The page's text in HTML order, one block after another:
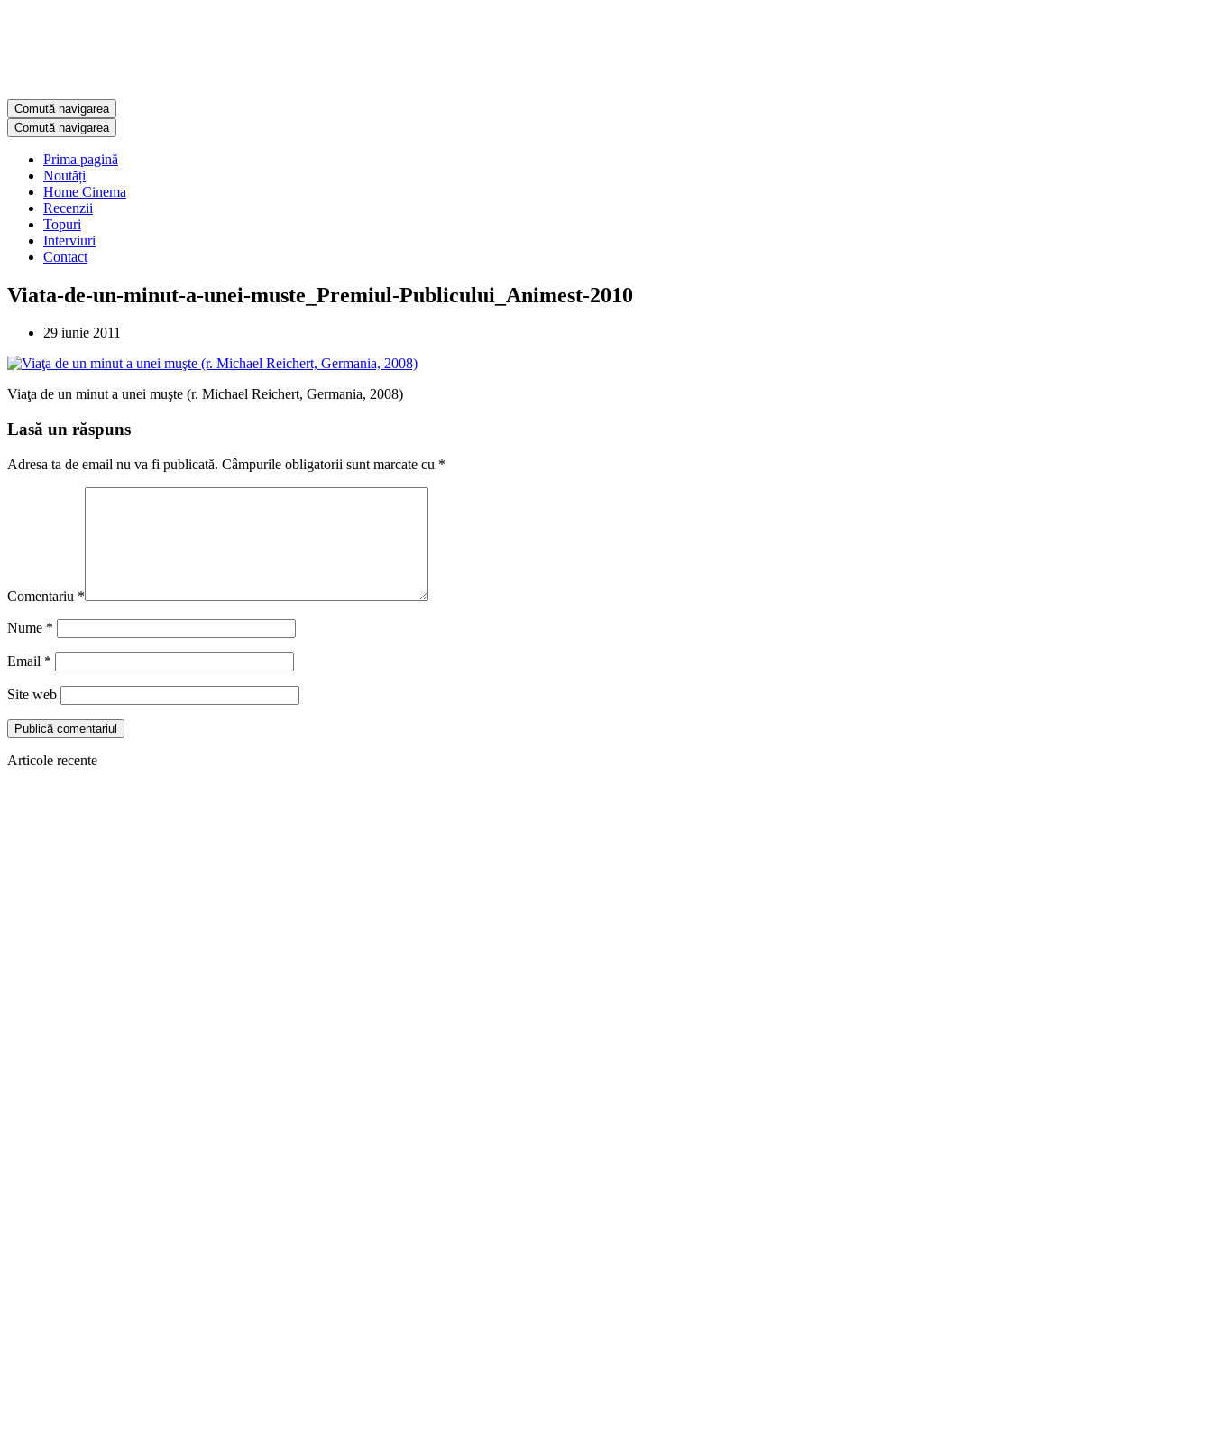
Comută navigarea
Comută navigarea
Prima pagină
Noutăți
Home Cinema
Recenzii
Topuri
Interviuri
Contact
Viata-de-un-minut-a-unei-muste_Premiul-Publicului_Animest-2010
29 iunie 2011
Viaţa de un minut a unei muşte (r. Michael Reichert, Germania, 2008)
Lasă un răspuns
Adresa ta de email nu va fi publicată. Câmpurile obligatorii sunt marcate cu *
Comentariu *
Nume *
Email *
Site web
Articole recente